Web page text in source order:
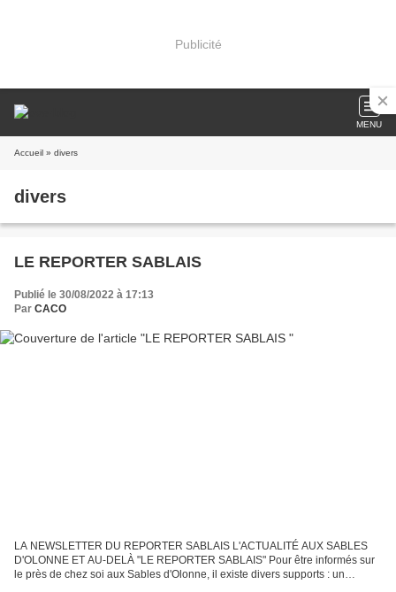
Publicité
MENU
Accueil » divers
divers
LE REPORTER SABLAIS
Publié le 30/08/2022 à 17:13
Par CACO
LA NEWSLETTER DU REPORTER SABLAIS L'ACTUALITÉ AUX SABLES
D'OLONNE ET AU-DELÀ "LE REPORTER SABLAIS" Pour être informés sur
le près de chez soi aux Sables d'Olonne, il existe divers supports : un